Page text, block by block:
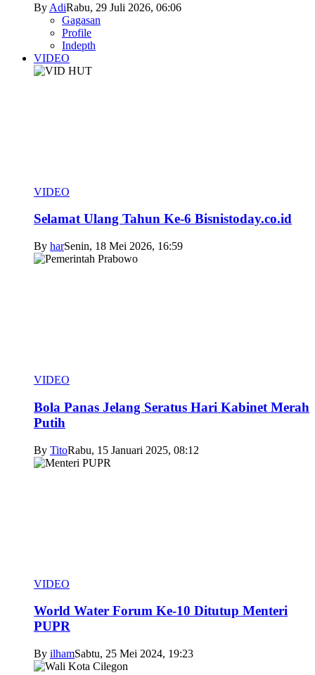
By AdiRabu, 29 Juli 2026, 06:06
Gagasan
Profile
Indepth
VIDEO
VIDEO
Selamat Ulang Tahun Ke-6 Bisnistoday.co.id
By harSenin, 18 Mei 2026, 16:59
VIDEO
Bola Panas Jelang Seratus Hari Kabinet Merah
Putih
By TitoRabu, 15 Januari 2025, 08:12
VIDEO
World Water Forum Ke-10 Ditutup Menteri
PUPR
By ilhamSabtu, 25 Mei 2024, 19:23